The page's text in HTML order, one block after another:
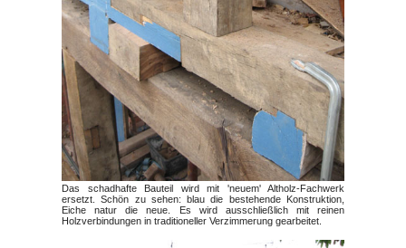
Das schadhafte Bauteil wird mit 'neuem' Altholz-Fachwerk
ersetzt. Schön zu sehen: blau die bestehende Konstruktion,
Eiche natur die neue. Es wird ausschließlich mit reinen
Holzverbindungen in traditioneller Verzimmerung gearbeitet.